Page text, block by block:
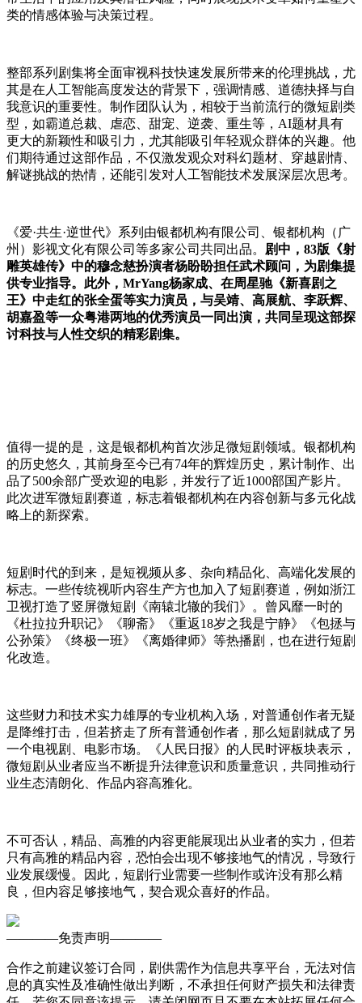
类的情感体验与决策过程。
整部系列剧集将全面审视科技快速发展所带来的伦理挑战，尤
其是在人工智能高度发达的背景下，强调情感、道德抉择与自
我意识的重要性。制作团队认为，相较于当前流行的微短剧类
型，如霸道总裁、虐恋、甜宠、逆袭、重生等，AI题材具有
更大的新颖性和吸引力，尤其能吸引年轻观众群体的兴趣。他
们期待通过这部作品，不仅激发观众对科幻题材、穿越剧情、
解谜挑战的热情，还能引发对人工智能技术发展深层次思考。
《爱·共生·逆世代》系列由银都机构有限公司、银都机构（广
州）影视文化有限公司等多家公司共同出品。 剧中，83版《射
雕英雄传》中的穆念慈扮演者杨盼盼担任武术顾问，为剧集提
供专业指导。此外，MrYang杨家成、在周星驰《新喜剧之
王》 中走红的张全蛋等实力演员，与吴靖、高展航、 李跃辉、
胡嘉盈等一众粤港两地的优秀演员一同出演，共同呈现这部探
讨科技与人性交织的精彩剧集。
值得一提的是，这是银都机构首次涉足微短剧领域。银都机构
的历史悠久，其前身至今已有74年的辉煌历史，累计制作、出
品了500余部广受欢迎的电影，并发行了近1000部国产影片。
此次进军微短剧赛道，标志着银都机构在内容创新与多元化战
略上的新探索。
短剧时代的到来，是短视频从多、杂向精品化、高端化发展的
标志。一些传统视听内容生产方也加入了短剧赛道，例如浙江
卫视打造了竖屏微短剧《南辕北辙的我们》。曾风靡一时的
《杜拉拉升职记》《聊斋》《重返18岁之我是宁静》《包拯与
公孙策》《终极一班》《离婚律师》等热播剧，也在进行短剧
化改造。
这些财力和技术实力雄厚的专业机构入场，对普通创作者无疑
是降维打击，但若挤走了所有普通创作者，那么短剧就成了另
一个电视剧、电影市场。《人民日报》的人民时评板块表示，
微短剧从业者应当不断提升法律意识和质量意识，共同推动行
业生态清朗化、作品内容高雅化。
不可否认，精品、高雅的内容更能展现出从业者的实力，但若
只有高雅的精品内容，恐怕会出现不够接地气的情况，导致行
业发展缓慢。因此，短剧行业需要一些制作或许没有那么精
良，但内容足够接地气，契合观众喜好的作品。
————免责声明————
合作之前建议签订合同，剧供需作为信息共享平台，无法对信
息的真实性及准确性做出判断，不承担任何财产损失和法律责